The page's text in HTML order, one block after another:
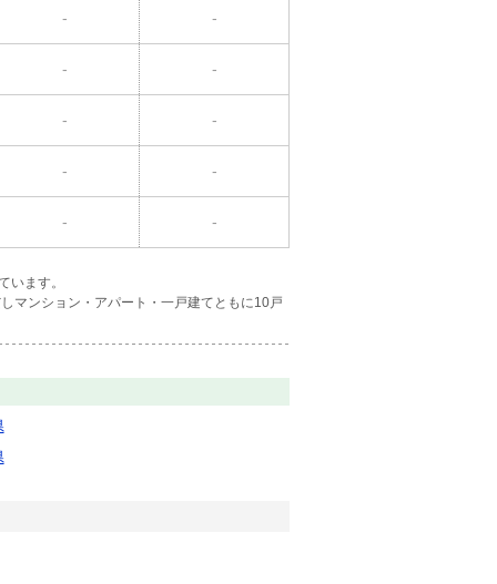
- -
- -
- -
- -
- -
います。
マンション・アパート・一戸建てともに10戸